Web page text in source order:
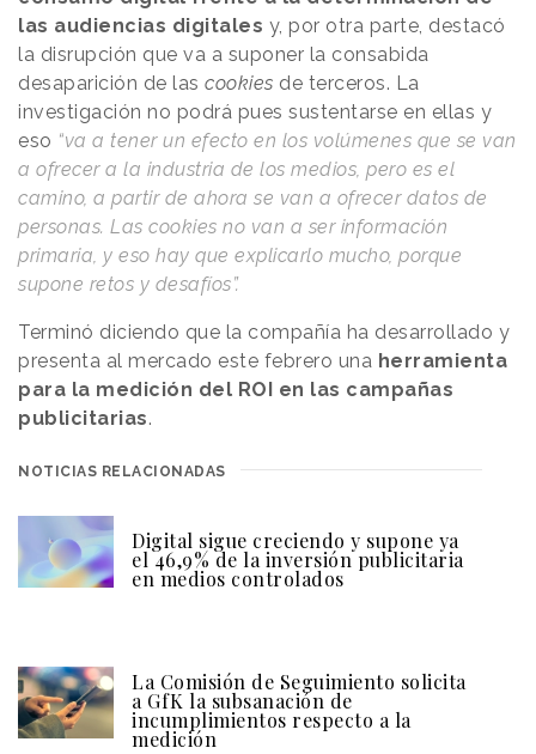
las audiencias digitales y, por otra parte, destacó
la disrupción que va a suponer la consabida
desaparición de las cookies de terceros. La
investigación no podrá pues sustentarse en ellas y
eso “va a tener un efecto en los volúmenes que se van
a ofrecer a la industria de los medios, pero es el
camino, a partir de ahora se van a ofrecer datos de
personas. Las cookies no van a ser información
primaria, y eso hay que explicarlo mucho, porque
supone retos y desafíos”.
Terminó diciendo que la compañía ha desarrollado y
presenta al mercado este febrero una herramienta
para la medición del ROI en las campañas
publicitarias.
NOTICIAS RELACIONADAS
Digital sigue creciendo y supone ya
el 46,9% de la inversión publicitaria
en medios controlados
La Comisión de Seguimiento solicita
a GfK la subsanación de
incumplimientos respecto a la
medición